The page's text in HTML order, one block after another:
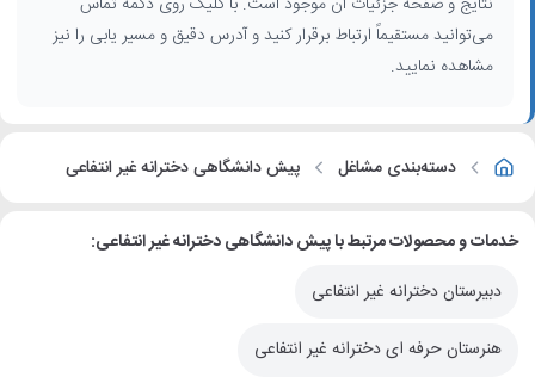
می‌توانید مستقیماً ارتباط برقرار کنید و آدرس دقیق و مسیر یابی را نیز
مشاهده نمایید.
دسته‌بندی مشاغل پیش دانشگاهی دخترانه غیر انتفاعی
خدمات و محصولات مرتبط با پیش دانشگاهی دخترانه غیر انتفاعی:
دبیرستان دخترانه غیر انتفاعی
هنرستان حرفه ای دخترانه غیر انتفاعی